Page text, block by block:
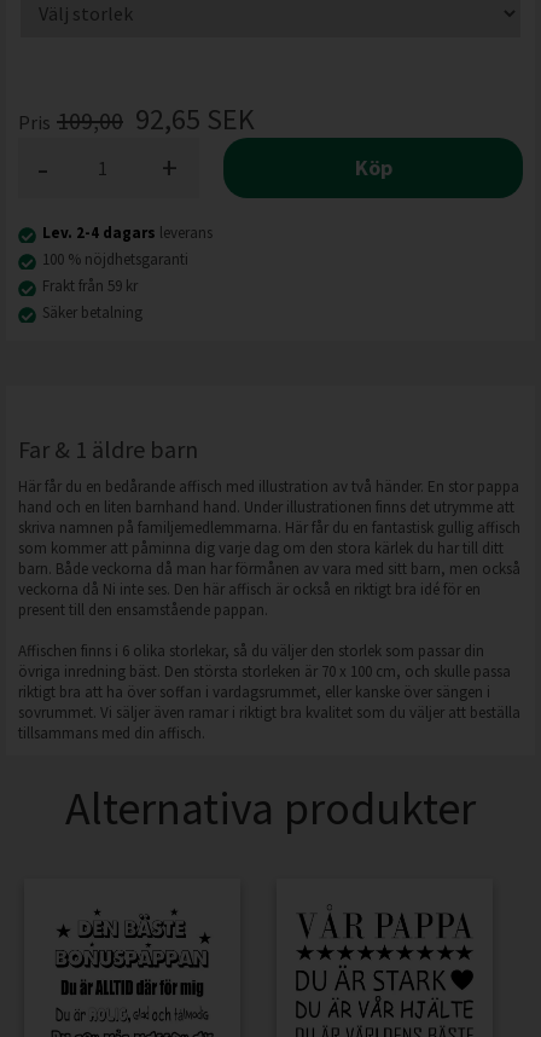
Pris 109,00 92,65 SEK
+
- Köp
Lev. 2-4 dagars leverans
100 % nöjdhetsgaranti
Frakt från 59 kr
Säker betalning
Far & 1 äldre barn
Här får du en bedårande affisch med illustration av två händer. En stor pappa
hand och en liten barnhand hand. Under illustrationen finns det utrymme att
skriva namnen på familjemedlemmarna. Här får du en fantastisk gullig affisch
som kommer att påminna dig varje dag om den stora kärlek du har till ditt
barn. Både veckorna då man har förmånen av vara med sitt barn, men också
veckorna då Ni inte ses. Den här affisch är också en riktigt bra idé för en
present till den ensamstående pappan.
Affischen finns i 6 olika storlekar, så du väljer den storlek som passar din
övriga inredning bäst. Den största storleken är 70 x 100 cm, och skulle passa
riktigt bra att ha över soffan i vardagsrummet, eller kanske över sängen i
sovrummet. Vi säljer även ramar i riktigt bra kvalitet som du väljer att beställa
tillsammans med din affisch.
Alternativa produkter